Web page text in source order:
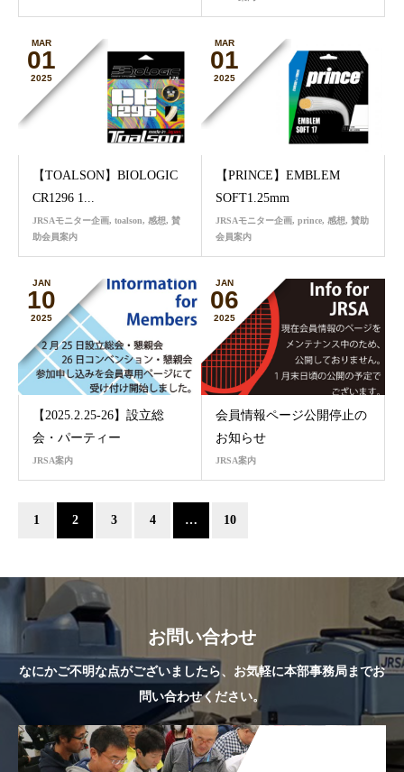
MAR
01
2025
【TOALSON】BIOLOGIC
CR1296 1...
JRSAモニター企画, toalson, 感想, 賛
助会員案内
MAR
01
2025
【PRINCE】EMBLEM
SOFT1.25mm
JRSAモニター企画, prince, 感想, 賛助
会員案内
JAN
10
2025
【2025.2.25-26】設立総
会・パーティー
JRSA案内
JAN
06
2025
会員情報ページ公開停止の
お知らせ
JRSA案内
1 2 3 4 … 10
お問い合わせ
なにかご不明な点がございましたら、お気軽に本部事務局までお
問い合わせください。